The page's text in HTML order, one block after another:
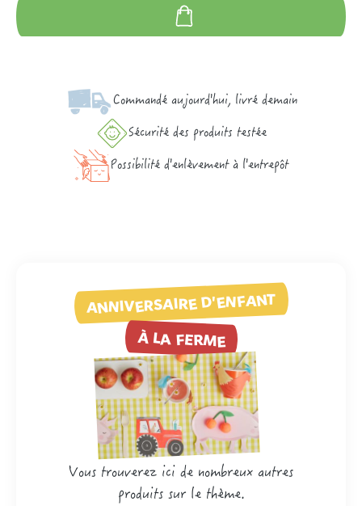
Commandé aujourd'hui, livré demain
Sécurité des produits testée
Possibilité d'enlèvement à l'entrepôt
ANNIVERSAIRE D'ENFANT
À LA FERME
Vous trouverez ici de nombreux autres
produits sur le thème.